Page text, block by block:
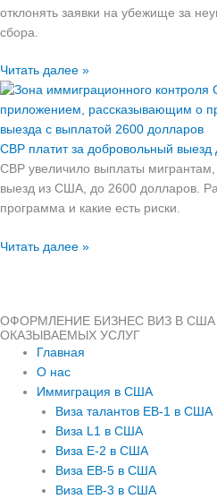
отклонять заявки на убежище за
сбора.
Читать далее »
CBP платит за добровольный
CBP увеличило выплаты
выезд из США, до 2600 долларов.
программа и какие есть риски.
Читать далее »
ОФОРМЛЕНИЕ БИЗНЕС ВИЗ В США
ОКАЗЫВАЕМЫХ УСЛУГ
Главная
О нас
Иммиграция в США
Виза талантов EB-1 в США
Виза L1 в США
Виза E-2 в США
Виза EB-5 в США
Виза EB-3 в США